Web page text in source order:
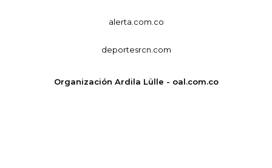
alerta.com.co
deportesrcn.com
Organización Ardila Lülle - oal.com.co